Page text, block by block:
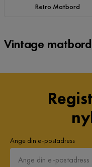
Retro Matbord
Vintage
Ange din e-postadress